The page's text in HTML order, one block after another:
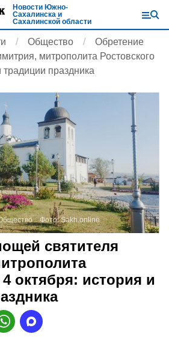
Новости Южно-
Сахалинска и
Сахалинской области
Общество
Обретение
митрополита Ростовского
традиции праздника
Фото:Sakh.online
святителя
4 октября: история и